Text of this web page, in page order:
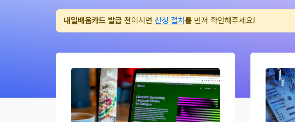
내일배움카드 발급 전이시면 신청 절차를 먼저 확인해주세요!